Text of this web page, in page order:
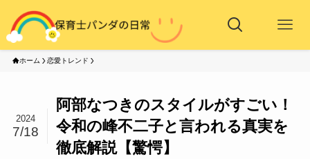
ホーム 恋愛トレンド
阿部なつきのスタイルがすごい！
令和の峰不二子と言われる真実を
徹底解説【驚愕】
2024
7/18